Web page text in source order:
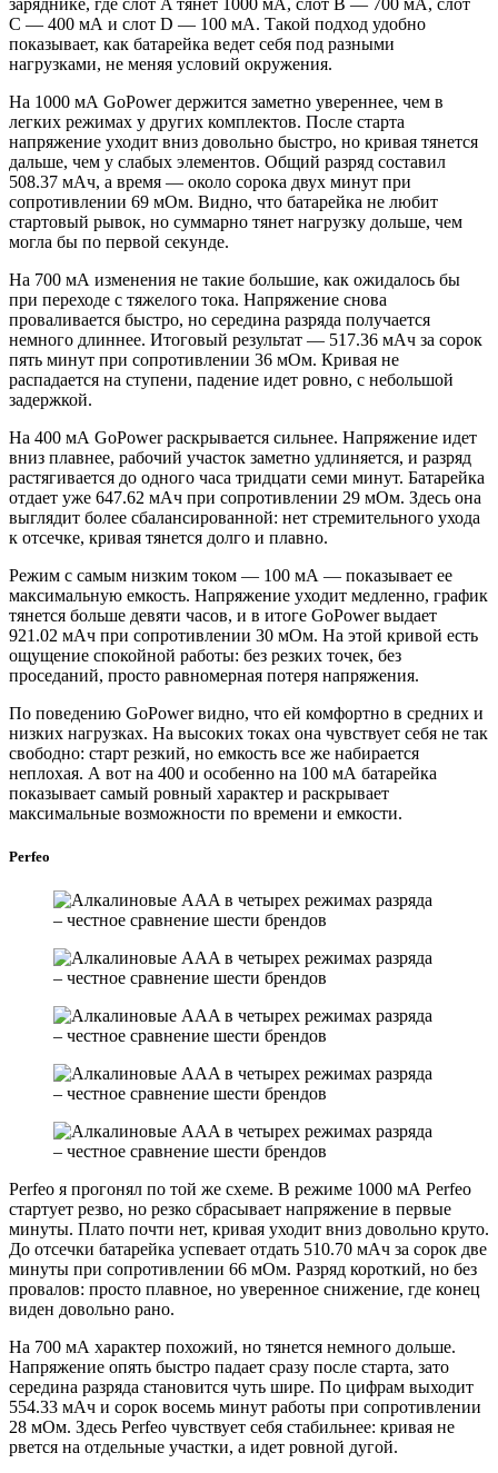
C — 400 мА и слот D — 100 мА. Такой подход удобно
показывает, как батарейка ведет себя под разными
нагрузками, не меняя условий окружения.
На 1000 мА GoPower держится заметно увереннее, чем в
легких режимах у других комплектов. После старта
напряжение уходит вниз довольно быстро, но кривая тянется
дальше, чем у слабых элементов. Общий разряд составил
508.37 мАч, а время — около сорока двух минут при
сопротивлении 69 мОм. Видно, что батарейка не любит
стартовый рывок, но суммарно тянет нагрузку дольше, чем
могла бы по первой секунде.
На 700 мА изменения не такие большие, как ожидалось бы
при переходе с тяжелого тока. Напряжение снова
проваливается быстро, но середина разряда получается
немного длиннее. Итоговый результат — 517.36 мАч за сорок
пять минут при сопротивлении 36 мОм. Кривая не
распадается на ступени, падение идет ровно, с небольшой
задержкой.
На 400 мА GoPower раскрывается сильнее. Напряжение идет
вниз плавнее, рабочий участок заметно удлиняется, и разряд
растягивается до одного часа тридцати семи минут. Батарейка
отдает уже 647.62 мАч при сопротивлении 29 мОм. Здесь она
выглядит более сбалансированной: нет стремительного ухода
к отсечке, кривая тянется долго и плавно.
Режим с самым низким током — 100 мА — показывает ее
максимальную емкость. Напряжение уходит медленно, график
тянется больше девяти часов, и в итоге GoPower выдает
921.02 мАч при сопротивлении 30 мОм. На этой кривой есть
ощущение спокойной работы: без резких точек, без
проседаний, просто равномерная потеря напряжения.
По поведению GoPower видно, что ей комфортно в средних и
низких нагрузках. На высоких токах она чувствует себя не так
свободно: старт резкий, но емкость все же набирается
неплохая. А вот на 400 и особенно на 100 мА батарейка
показывает самый ровный характер и раскрывает
максимальные возможности по времени и емкости.
Perfeo
Perfeo я прогонял по той же схеме. В режиме 1000 мА Perfeo
стартует резво, но резко сбрасывает напряжение в первые
минуты. Плато почти нет, кривая уходит вниз довольно круто.
До отсечки батарейка успевает отдать 510.70 мАч за сорок две
минуты при сопротивлении 66 мОм. Разряд короткий, но без
провалов: просто плавное, но уверенное снижение, где конец
виден довольно рано.
На 700 мА характер похожий, но тянется немного дольше.
Напряжение опять быстро падает сразу после старта, зато
середина разряда становится чуть шире. По цифрам выходит
554.33 мАч и сорок восемь минут работы при сопротивлении
28 мОм. Здесь Perfeo чувствует себя стабильнее: кривая не
рвется на отдельные участки, а идет ровной дугой.